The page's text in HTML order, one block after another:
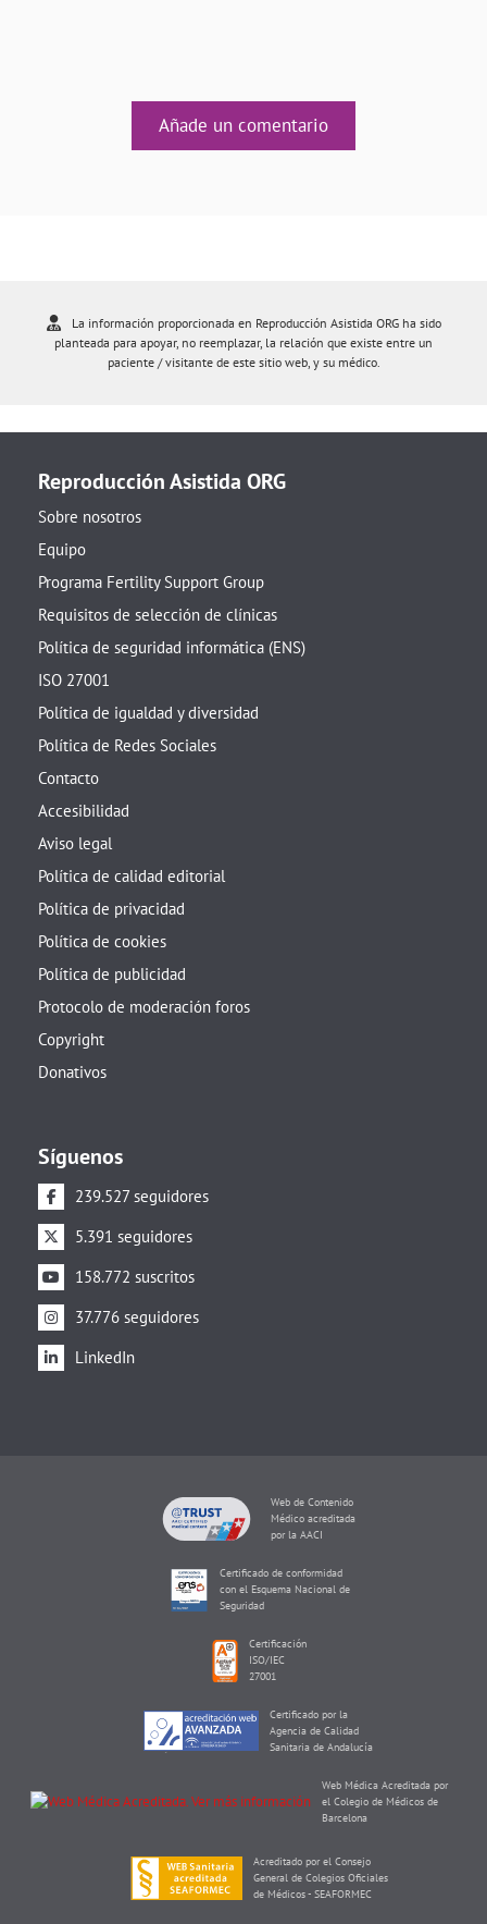
Añade un comentario
La información proporcionada en Reproducción Asistida ORG ha sido
planteada para apoyar, no reemplazar, la relación que existe entre un
paciente / visitante de este sitio web, y su médico.
Reproducción Asistida ORG
Sobre nosotros
Equipo
Programa Fertility Support Group
Requisitos de selección de clínicas
Política de seguridad informática (ENS)
ISO 27001
Política de igualdad y diversidad
Política de Redes Sociales
Contacto
Accesibilidad
Aviso legal
Política de calidad editorial
Política de privacidad
Política de cookies
Política de publicidad
Protocolo de moderación foros
Copyright
Donativos
Síguenos
239.527 seguidores
5.391 seguidores
158.772 suscritos
37.776 seguidores
LinkedIn
Web de Contenido
Médico acreditada
por la AACI
Certificado de conformidad
con el Esquema Nacional de
Seguridad
Certificación
ISO/IEC
27001
Certificado por la
Agencia de Calidad
Sanitaria de Andalucía
Web Médica Acreditada por
el Colegio de Médicos de
Barcelona
Acreditado por el Consejo
General de Colegios Oficiales
de Médicos - SEAFORMEC